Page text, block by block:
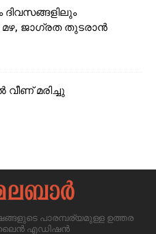
ദിവസങ്ങളിലും
ജാഗ്രത തുടരാൻ
മരിച്ചു
പാരമ്പര്യമുള്ള ഉത്തര
എഡിഷൻ